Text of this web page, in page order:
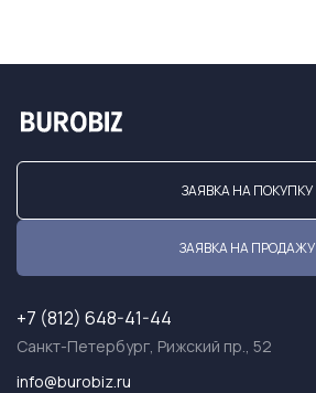
ЗАЯВКА НА ПОКУПКУ
ЗАЯВКА НА ПРОДАЖУ
+7 (812) 648-41-44
Санкт-Петербург, Рижский пр., 52
info@burobiz.ru